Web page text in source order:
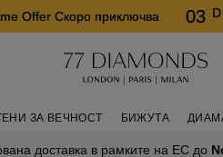
Offer Скоро приключва 03 D
ЗА ВЕЧНОСТ БИЖУТА
доставка в рамките на ЕС до